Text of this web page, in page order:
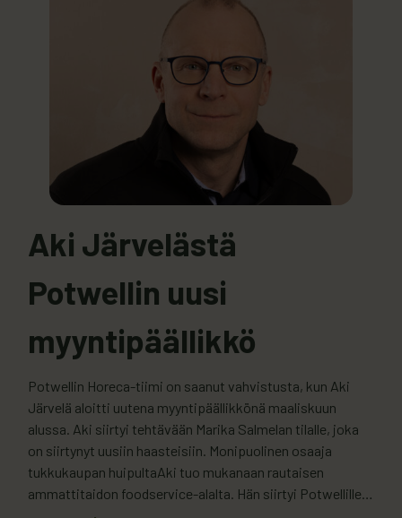
Aki Järvelästä
Potwellin uusi
myyntipäällikkö
Potwellin Horeca-tiimi on saanut vahvistusta, kun Aki
Järvelä aloitti uutena myyntipäällikkönä maaliskuun
alussa. Aki siirtyi tehtävään Marika Salmelan tilalle, joka
on siirtynyt uusiin haasteisiin. Monipuolinen osaaja
tukkukaupan huipultaAki tuo mukanaan rautaisen
ammattitaidon foodservice-alalta. Hän siirtyi Potwellille